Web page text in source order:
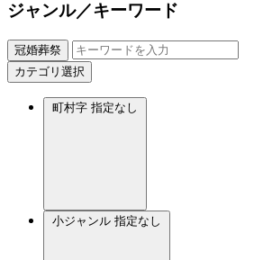
ジャンル／キーワード
冠婚葬祭
カテゴリ選択
町村字 指定なし
小ジャンル 指定なし